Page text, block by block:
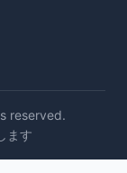
reserved.
ます